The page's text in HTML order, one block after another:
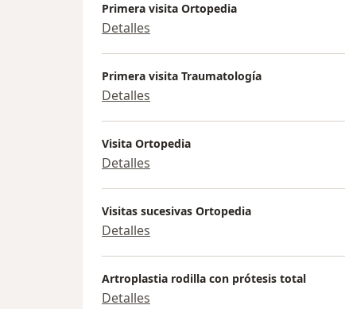
Primera visita Ortopedia
Detalles
Primera visita Traumatología
Detalles
Visita Ortopedia
Detalles
Visitas sucesivas Ortopedia
Detalles
Artroplastia rodilla con prótesis total
Detalles